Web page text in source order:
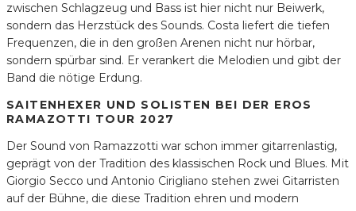
zwischen Schlagzeug und Bass ist hier nicht nur Beiwerk,
sondern das Herzstück des Sounds. Costa liefert die tiefen
Frequenzen, die in den großen Arenen nicht nur hörbar,
sondern spürbar sind. Er verankert die Melodien und gibt der
Band die nötige Erdung.
SAITENHEXER UND SOLISTEN BEI DER EROS
RAMAZOTTI TOUR 2027
Der Sound von Ramazzotti war schon immer gitarrenlastig,
geprägt von der Tradition des klassischen Rock und Blues. Mit
Giorgio Secco und Antonio Cirigliano stehen zwei Gitarristen
auf der Bühne, die diese Tradition ehren und modern